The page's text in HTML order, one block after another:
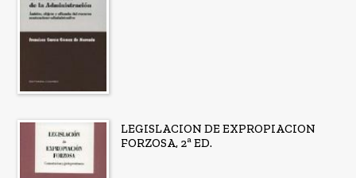
LEGISLACION DE EXPROPIACION
FORZOSA, 2ª ED.